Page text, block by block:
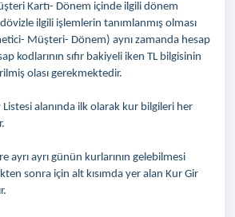
Kartı- Dönem içinde ilgili dönem
ilgili işlemlerin tanımlanmış olması
Müşteri- Dönem) aynı zamanda hesap
kodlarının sıfır bakiyeli iken TL bilgisinin
olası gerekmektedir.
Listesi alanında ilk olarak kur bilgileri her
ayrı ayrı günün kurlarının gelebilmesi
sonra için alt kısımda yer alan Kur Gir